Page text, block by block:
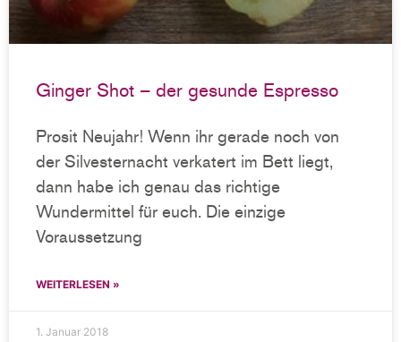
Ginger Shot – der gesunde Espresso
Prosit Neujahr! Wenn ihr gerade noch von
der Silvesternacht verkatert im Bett liegt,
dann habe ich genau das richtige
Wundermittel für euch. Die einzige
Voraussetzung
WEITERLESEN »
1. Januar 2018